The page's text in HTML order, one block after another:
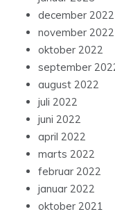
december 2022
november 2022
oktober 2022
september
august 2022
juli 2022
juni 2022
april 2022
marts 2022
februar 2022
januar 2022
oktober 2021